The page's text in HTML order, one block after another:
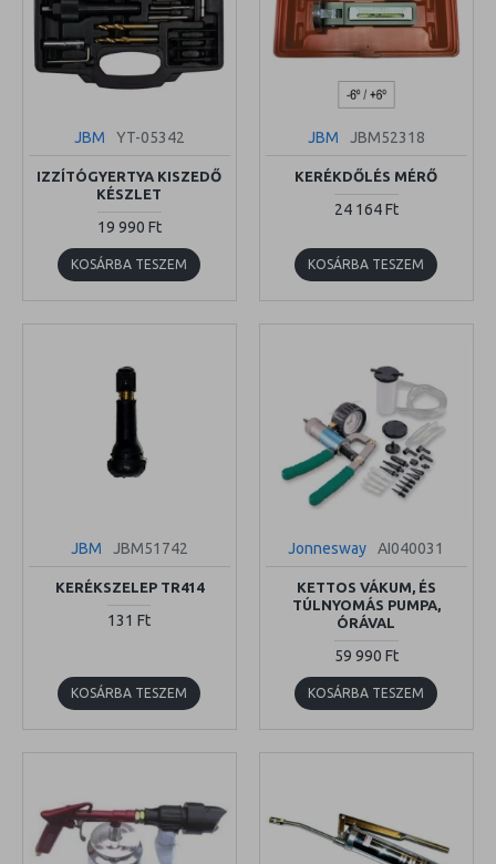
JBM YT-05342
IZZÍTÓGYERTYA KISZEDŐ
KÉSZLET
19 990 Ft
KOSÁRBA TESZEM
JBM JBM52318
KERÉKDŐLÉS MÉRŐ
24 164 Ft
KOSÁRBA TESZEM
JBM JBM51742
KERÉKSZELEP TR414
131 Ft
KOSÁRBA TESZEM
Jonnesway AI040031
KETTOS VÁKUM, ÉS
TÚLNYOMÁS PUMPA,
ÓRÁVAL
59 990 Ft
KOSÁRBA TESZEM